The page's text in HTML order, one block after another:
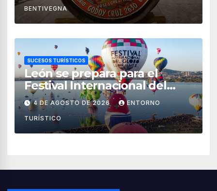
BENTIVEGNA
SUCESOS TURÍSTICOS
León se prepara para el
Festival Internacional del
Globo 2026 con pilotos de 25
países
4 DE AGOSTO DE 2026 ENTORNO
TURÍSTICO